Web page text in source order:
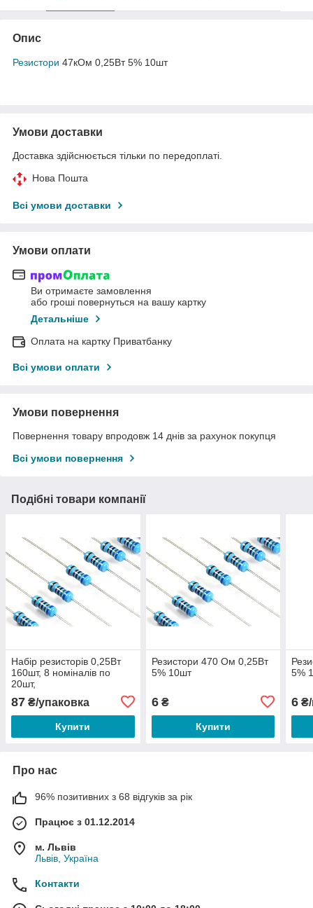
Опис
Резистори 47кОм 0,25Вт 5% 10шт
Умови доставки
Доставка здійснюється тільки по передоплаті.
Нова Пошта
Всі умови доставки
Умови оплати
Ви отримаєте замовлення
або гроші повернуться на вашу картку
Детальніше
Оплата на картку Приватбанку
Всі умови оплати
Умови повернення
Повернення товару впродовж 14 днів за рахунок покупця
Всі умови повернення
Подібні товари компанії
Набір резисторів 0,25Вт
160шт, 8 номіналів по
20шт,
100R,220R,1K,2.2K,4.7K,10K,47K,100K
87 ₴/упаковка
Купити
Резистори 470 Ом 0,25Вт
5% 10шт
6₴
Купити
5%
6
Про нас
96% позитивних з 68 відгуків за рік
Працює з 01.12.2014
м. Львів
Львів, Україна
Контакти